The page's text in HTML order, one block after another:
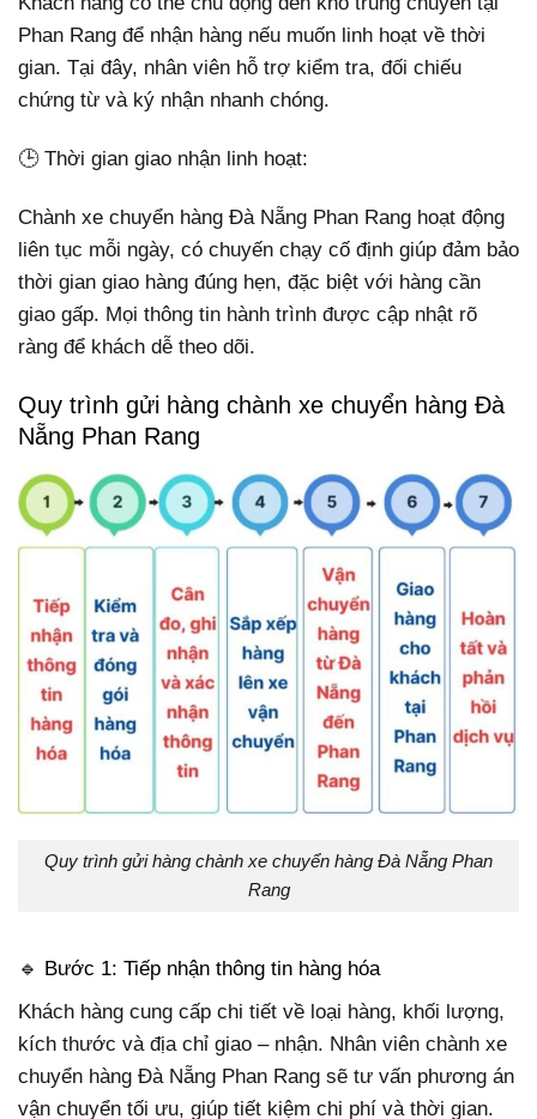
Phan Rang để nhận hàng nếu muốn linh hoạt về thời
gian. Tại đây, nhân viên hỗ trợ kiểm tra, đối chiếu
chứng từ và ký nhận nhanh chóng.
🕒 Thời gian giao nhận linh hoạt:
Chành xe chuyển hàng Đà Nẵng Phan Rang hoạt động
liên tục mỗi ngày, có chuyến chạy cố định giúp đảm bảo
thời gian giao hàng đúng hẹn, đặc biệt với hàng cần
giao gấp. Mọi thông tin hành trình được cập nhật rõ
ràng để khách dễ theo dõi.
Quy trình gửi hàng chành xe chuyển hàng Đà
Nẵng Phan Rang
Quy trình gửi hàng chành xe chuyển hàng Đà Nẵng Phan
Rang
🔹 Bước 1: Tiếp nhận thông tin hàng hóa
Khách hàng cung cấp chi tiết về loại hàng, khối lượng,
kích thước và địa chỉ giao – nhận. Nhân viên chành xe
chuyển hàng Đà Nẵng Phan Rang sẽ tư vấn phương án
vận chuyển tối ưu, giúp tiết kiệm chi phí và thời gian.